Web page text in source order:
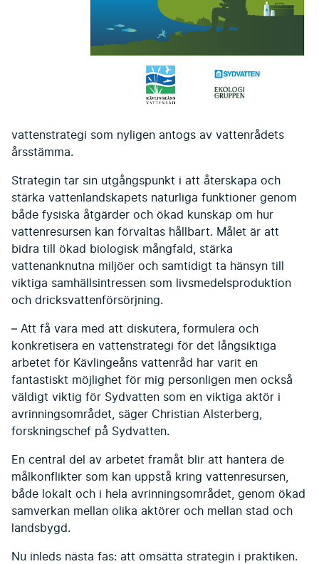
vattenstrategi som nyligen antogs av vattenrådets
årsstämma.
Strategin tar sin utgångspunkt i att återskapa och
stärka vattenlandskapets naturliga funktioner genom
både fysiska åtgärder och ökad kunskap om hur
vattenresursen kan förvaltas hållbart. Målet är att
bidra till ökad biologisk mångfald, stärka
vattenanknutna miljöer och samtidigt ta hänsyn till
viktiga samhällsintressen som livsmedelsproduktion
och dricksvattenförsörjning.
– Att få vara med att diskutera, formulera och
konkretisera en vattenstrategi för det långsiktiga
arbetet för Kävlingeåns vattenråd har varit en
fantastiskt möjlighet för mig personligen men också
väldigt viktig för Sydvatten som en viktiga aktör i
avrinningsområdet, säger Christian Alsterberg,
forskningschef på Sydvatten.
En central del av arbetet framåt blir att hantera de
målkonflikter som kan uppstå kring vattenresursen,
både lokalt och i hela avrinningsområdet, genom ökad
samverkan mellan olika aktörer och mellan stad och
landsbygd.
Nu inleds nästa fas: att omsätta strategin i praktiken.